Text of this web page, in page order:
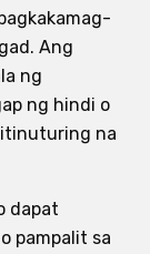
Ang
ng
ng hindi o
na
dapat
pampalit sa